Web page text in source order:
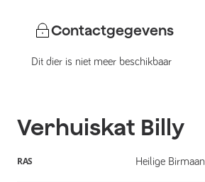
Contactgegevens
Dit dier is niet meer beschikbaar
Verhuiskat Billy
RAS Heilige Birmaan